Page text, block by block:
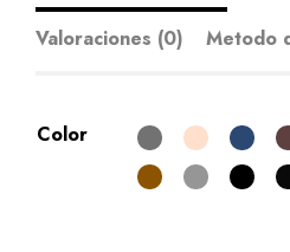
Valoraciones (0) Metodo
Color